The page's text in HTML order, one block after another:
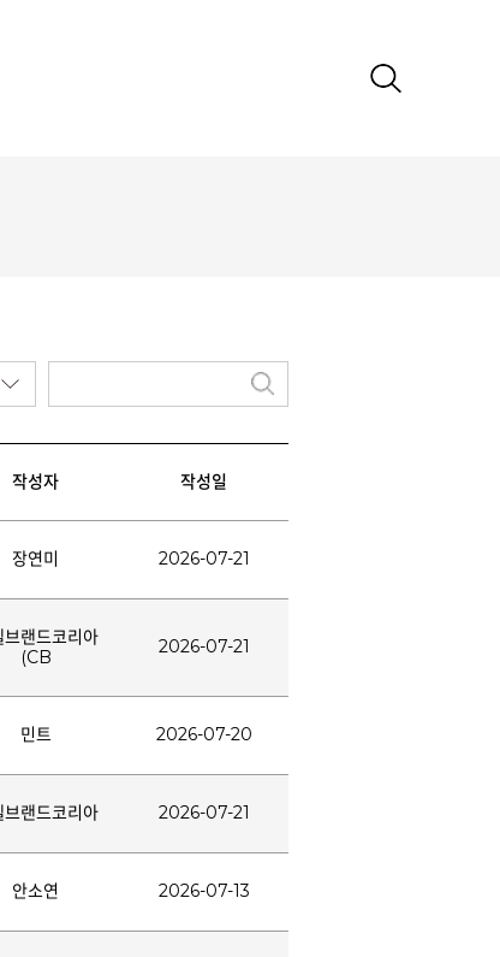
작성자 작성일
장연미 2026-07-21
브랜드코리아
(CB
2026-07-21
민트 2026-07-20
브랜드코리아 2026-07-21
안소연 2026-07-13